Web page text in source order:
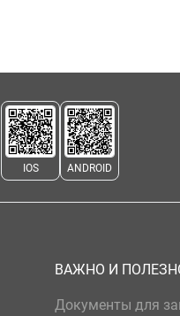
IOS ANDROID
ВАЖНО И
Документы для